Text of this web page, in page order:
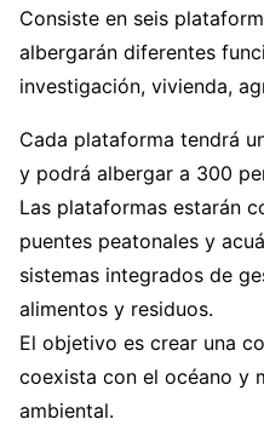
Consiste en seis
albergarán diferentes
investigación, vivienda,
Cada plataforma tendrá
y podrá albergar a 300
Las plataformas estarán
puentes peatonales y
sistemas integrados de
alimentos y residuos.
El objetivo es crear una
coexista con el océano y
ambiental.